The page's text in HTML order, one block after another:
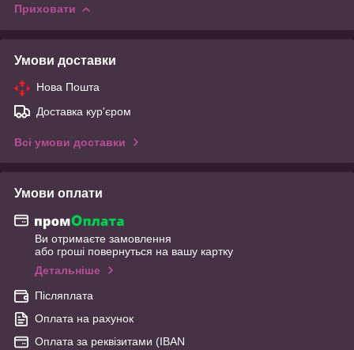
Приховати
Умови доставки
Нова Пошта
Доставка кур'єром
Всі умови доставки
Умови оплати
Ви отримаєте замовлення
або гроші повернуться на вашу картку
Детальніше
Післяплата
Оплата на рахунок
Оплата за реквізитами (IBAN